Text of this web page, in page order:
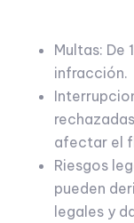
Multas: De
infracción.
afectar el
Riesgos
pueden
legales y